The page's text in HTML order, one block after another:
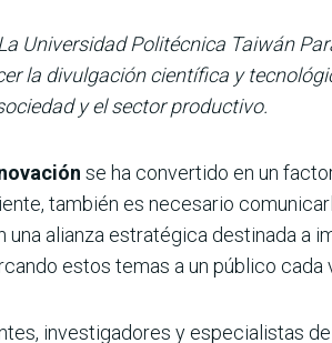
Universidad Politécnica Taiwán
la divulgación científica y
y el sector productivo.
se ha convertido en un
también es necesario
una alianza estratégica destinada a
estos temas a un público cada
investigadores y especialistas